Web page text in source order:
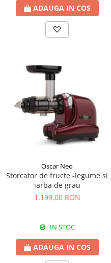
ADAUGA IN COS
Oscar Neo
Storcator de fructe -legume si
iarba de grau
1.199,00 RON
IN STOC
ADAUGA IN COS